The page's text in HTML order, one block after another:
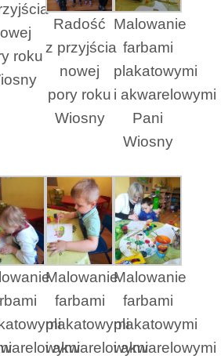
roku
Radość
z przyjścia
nowej
pory roku
Wiosny
Malowanie
farbami
plakatowymi
i akwarelowymi
Pani
Wiosny
Malowanie
farbami
plakatowymi
i akwarelowymi
Malowanie
farbami
plakatowymi
i akwarelowymi